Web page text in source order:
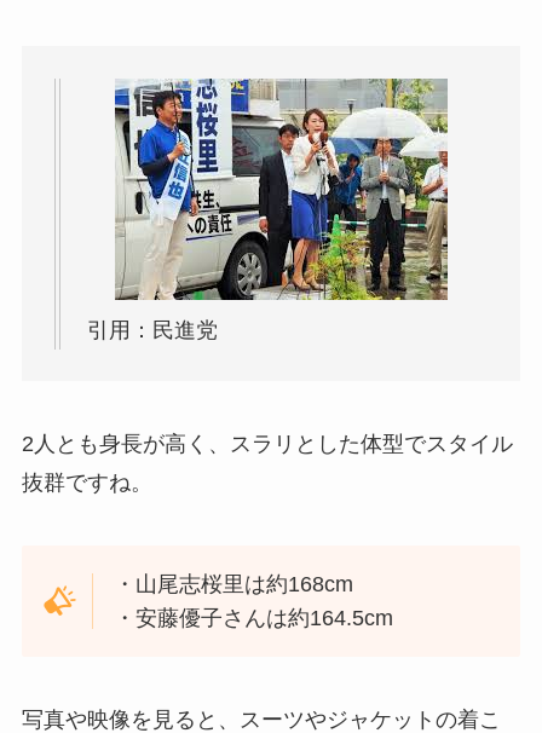
引用：民進党
2人とも身長が高く、スラリとした体型でスタイル
抜群ですね。
・山尾志桜里は約168cm
・安藤優子さんは約164.5cm
写真や映像を見ると、スーツやジャケットの着こ